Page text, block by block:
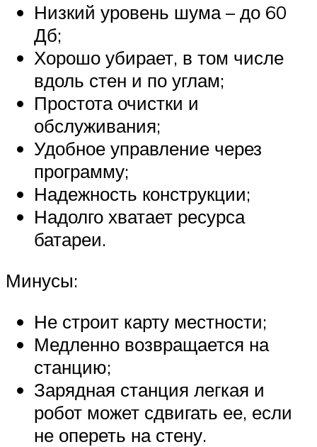
Низкий уровень шума – до 60
Дб;
Хорошо убирает, в том числе
вдоль стен и по углам;
Простота очистки и
обслуживания;
Удобное управление через
программу;
Надежность конструкции;
Надолго хватает ресурса
батареи.
Минусы:
Не строит карту местности;
Медленно возвращается на
станцию;
Зарядная станция легкая и
робот может сдвигать ее, если
не опереть на стену.